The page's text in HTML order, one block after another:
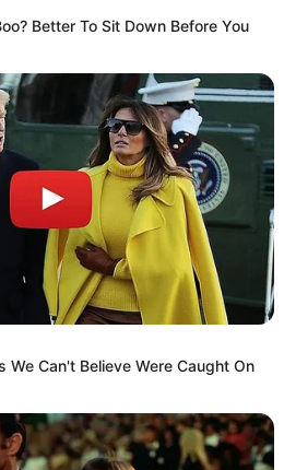
ainda mais personalizada.
terminar a arte das canecas,
30 minutos a uma
para fixar a tinta e não
com o tempo. Essas
sucesso!
Better To Sit Down Before You
We Can't Believe Were Caught On